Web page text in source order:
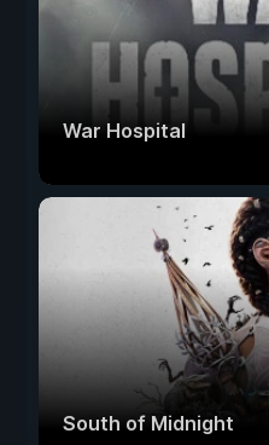
War Hospital
South of Midnight